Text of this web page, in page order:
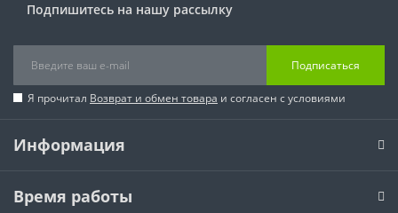
Подпишитесь на нашу рассылку
Подписаться
Я прочитал Возврат и обмен товара и согласен с условиями
Информация
Время работы